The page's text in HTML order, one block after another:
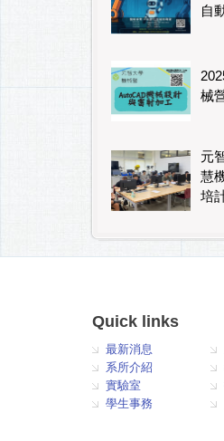
自
械
元
慧
培
Quick links
最新消息
系所介紹
實驗室
學生事務